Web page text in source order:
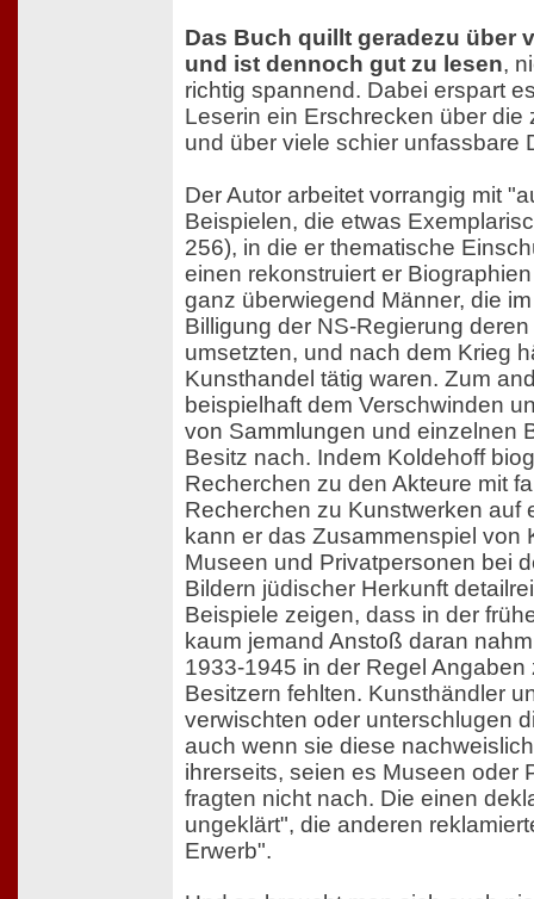
Das Buch quillt geradezu über
und ist dennoch gut zu lesen,
richtig spannend. Dabei erspart
Leserin ein Erschrecken über die
und über viele schier unfassbare
Der Autor arbeitet vorrangig mit
Beispielen, die etwas
256), in die er thematische
einen rekonstruiert er
ganz überwiegend Männer, die
Billigung der NS-Regierung
umsetzten, und nach dem Krieg
Kunsthandel tätig waren. Zum
beispielhaft dem Verschwinden
von Sammlungen und einzelnen
Besitz nach. Indem Koldehoff
Recherchen zu den Akteure mit
Recherchen zu Kunstwerken auf
kann er das Zusammenspiel von
Museen und Privatpersonen bei
Bildern jüdischer Herkunft
Beispiele zeigen, dass in der
kaum jemand Anstoß daran
1933-1945 in der Regel Angaben
Besitzern fehlten. Kunsthändler
verwischten oder unterschlugen
auch wenn sie diese
ihrerseits, seien es Museen oder
fragten nicht nach. Die einen
ungeklärt", die anderen
Erwerb".